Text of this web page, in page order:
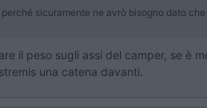
sicuramente ne avrò bisogno dato
il peso sugli assi del camper, se è
una catena davanti.